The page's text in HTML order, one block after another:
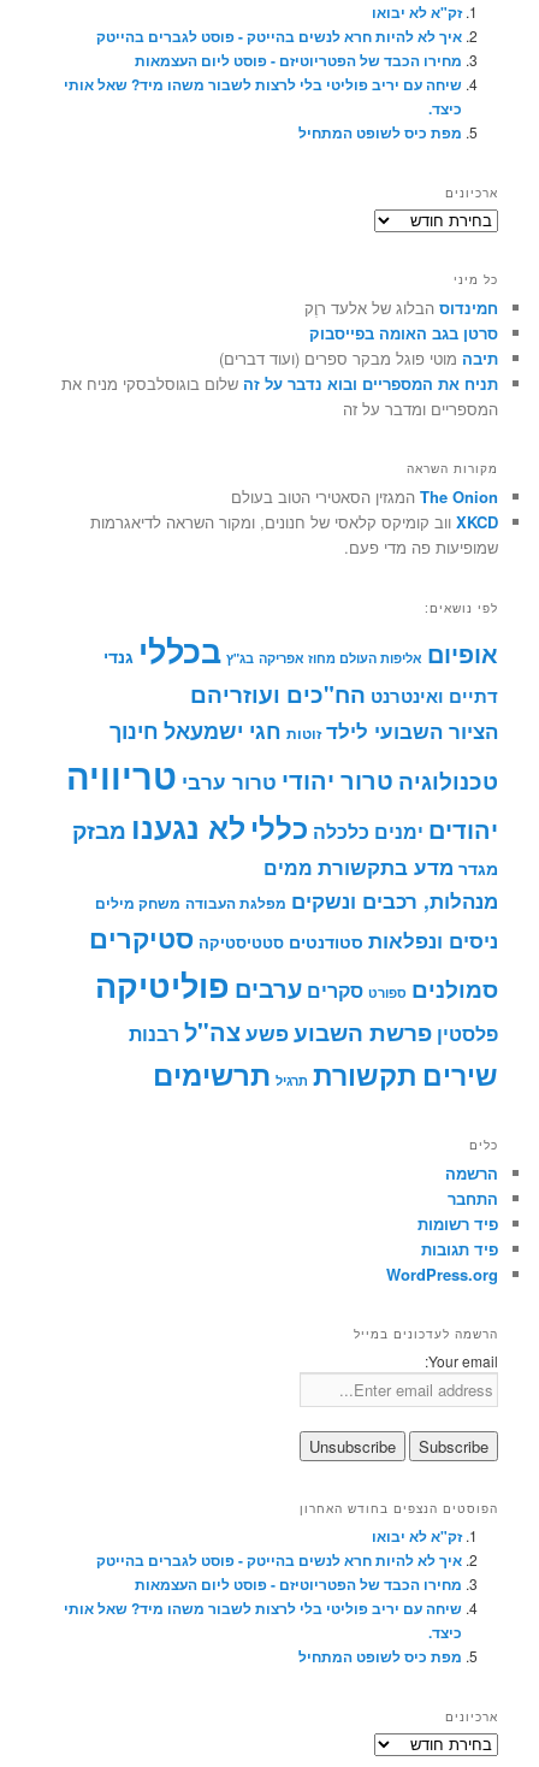
זק"א לא יבואו
איך לא להיות חרא לנשים בהייטק - פוסט לגברים בהייטק
מחירו הכבד של הפטריוטיזם - פוסט ליום העצמאות
שיחה עם יריב פוליטי בלי לרצות לשבור משהו מיד? שאל אותי
כיצד.
מפת כיס לשופט המתחיל
ארכיונים
ארכיונים
כל מיני
חמינדוס הבלוג של אלעד רוֶק
סרטן בגב האומה בפייסבוק
תיבה מוטי פוגל מבקר ספרים (ועוד דברים)
תניח את המספריים ובוא נדבר על זה שלום בוגוסלבסקי מניח את
המספריים ומדבר על זה
מקורות השראה
The Onion המגזין הסאטירי הטוב בעולם
XKCD ווב קומיקס קלאסי של חנונים, ומקור השראה לדיאגרמות
שמופיעות פה מדי פעם.
לפי נושאים:
אופיום אליפות העולם מחוז אפריקה בג"ץ בכללי גנדי
דתיים ואינטרנט הח"כים ועוזריהם
הציור השבועי לילד זוטות חגי ישמעאל חינוך
טכנולוגיה טרור יהודי טרור ערבי טריוויה
יהודים ימנים כלכלה כללי לא נגענו מבזק
מגדר מדע בתקשורת ממים
מנהלות, רכבים ונשקים מפלגת העבודה משחק מילים
ניסים ונפלאות סטודנטים סטטיסטיקה סטיקרים
סמולנים ספורט סקרים ערבים פוליטיקה
פלסטין פרשת השבועפשעצה"ל רבנות
שירים תקשורת תרגיל תרשימים
כלים
הרשמה
התחבר
פיד רשומות
פיד תגובות
WordPress.org
הרשמה לעדכונים במייל
Your email:
הפוסטים הנצפים בחודש האחרון
זק"א לא יבואו
איך לא להיות חרא לנשים בהייטק - פוסט לגברים בהייטק
מחירו הכבד של הפטריוטיזם - פוסט ליום העצמאות
שיחה עם יריב פוליטי בלי לרצות לשבור משהו מיד? שאל אותי
כיצד.
מפת כיס לשופט המתחיל
ארכיונים
ארכיונים